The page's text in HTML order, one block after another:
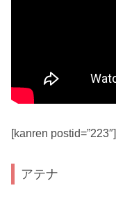
[kanren postid=”223″]
アテナ